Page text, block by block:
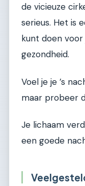
de vicieuze
serieus. Het is
kunt doen
gezondheid.
Voel je je ’s
maar probeer
Je lichaam
een goede